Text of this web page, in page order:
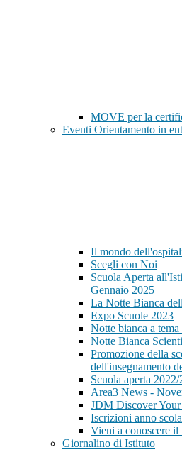
MOVE per la
Eventi Orientamento in
Il mondo
Scegli con Noi
Scuola Aperta
Gennaio 2025
La Notte Bianca
Expo Scuole 2023
Notte bianca a
Notte Bianca
Promozione della
dell'insegnamento
Scuola aperta
Area3 News -
JDM Discover
Iscrizioni anno
Vieni a conoscere il
Giornalino di Istituto